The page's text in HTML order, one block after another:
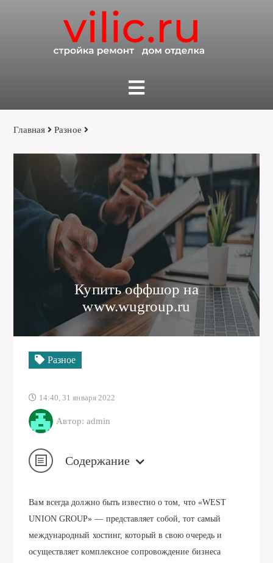
Главная Разное
Купить оффшор на
www.wugroup.ru
Разное
14:40, 31 января 2022
Автор: admin
Содержание
Вам всегда должно быть известно о том, что «WEST
UNION GROUP» — представляет собой, тот самый
международный хостинг, который в свою очередь и
осуществляет комплексное сопровождение бизнеса